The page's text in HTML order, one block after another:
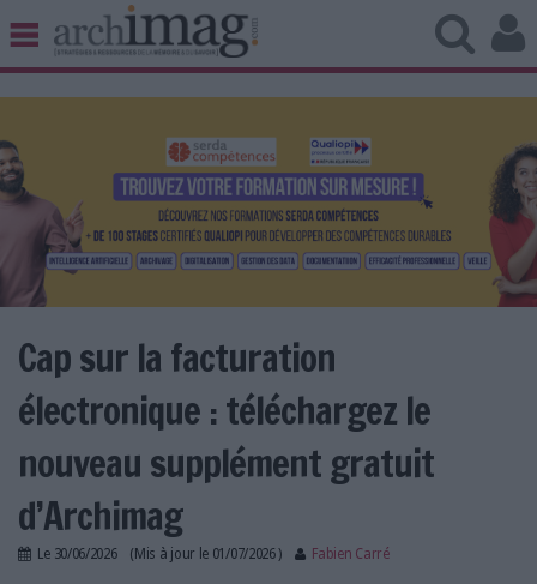
BIBLIOTHÈQUE ÉDITION
UNIVERS DATA
TRAVAIL COLLABORATIF
VIE NUMÉRIQUE
NUMÉRIQUE RESPONSABLE
LES NEWSLETTERS
LE MAGAZINE
LES GUIDES PRATIQUES
Cap sur la facturation
électronique : téléchargez le
nouveau supplément gratuit
d’Archimag
Le 30/06/2026 (Mis à jour le 01/07/2026) Fabien Carré